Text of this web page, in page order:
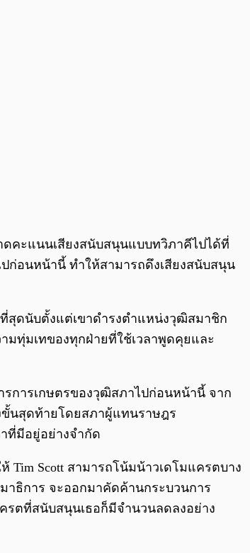
คะแนนเสียงสนับสนุนแบบทวิภาคีไปได้ที่
ปก่อนหน้านี้ ทำให้สามารถดึงเสียงสนับสนุน
สุดนับตั้งแต่เขาดำรงตำแหน่งวุฒิสมาชิก
มทุ่มเทของทุกฝ่ายที่ใช้เวลาพูดคุยและ
การเกษตรของวุฒิสภาไปก่อนหน้านี้ จาก
ขั้นสุดท้ายโดยสภาผู้แทนราษฎร
ที่มีอยู่อย่างจำกัด
Tim Scott สามารถโน้มน้าวเดโมแครตบาง
าธิการ จะออกมาคัดค้านกระบวนการ
รตที่สนับสนุนเธอก็มีจำนวนลดลงอย่าง